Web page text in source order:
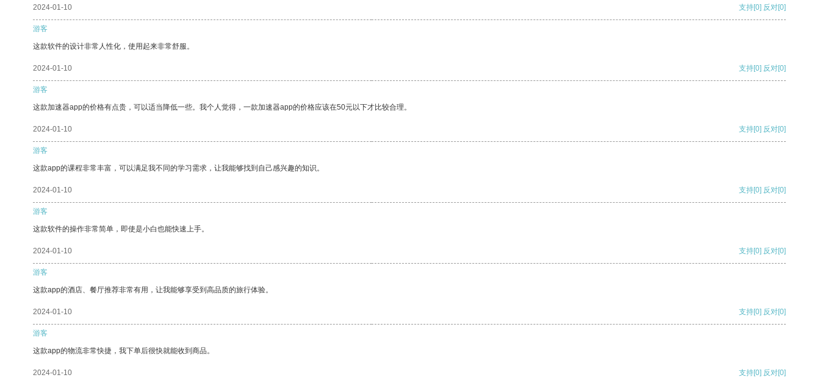
2024-01-10 支持[0] 反对[0]
游客
这款软件的设计非常人性化，使用起来非常舒服。
2024-01-10 支持[0] 反对[0]
游客
这款加速器app的价格有点贵，可以适当降低一些。我个人觉得，一款加速器app的价格应该在50元以下才比较合理。
2024-01-10 支持[0] 反对[0]
游客
这款app的课程非常丰富，可以满足我不同的学习需求，让我能够找到自己感兴趣的知识。
2024-01-10 支持[0] 反对[0]
游客
这款软件的操作非常简单，即使是小白也能快速上手。
2024-01-10 支持[0] 反对[0]
游客
这款app的酒店、餐厅推荐非常有用，让我能够享受到高品质的旅行体验。
2024-01-10 支持[0] 反对[0]
游客
这款app的物流非常快捷，我下单后很快就能收到商品。
2024-01-10 支持[0] 反对[0]